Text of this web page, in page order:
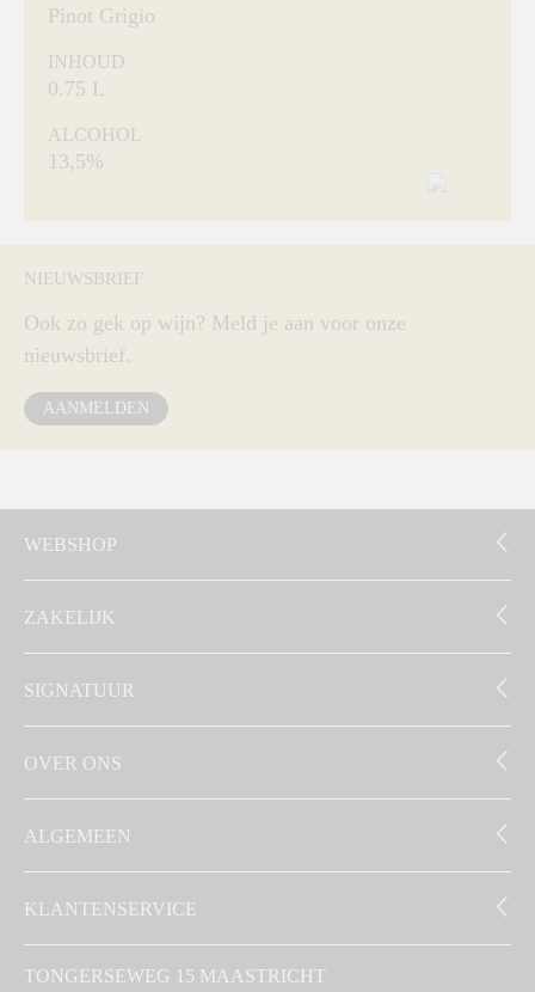
Pinot Grigio
INHOUD
0.75 L
ALCOHOL
13,5%
NIEUWSBRIEF
Ook zo gek op wijn? Meld je aan voor onze
nieuwsbrief.
AANMELDEN
WEBSHOP
ZAKELIJK
SIGNATUUR
OVER ONS
ALGEMEEN
KLANTENSERVICE
TONGERSEWEG 15 MAASTRICHT